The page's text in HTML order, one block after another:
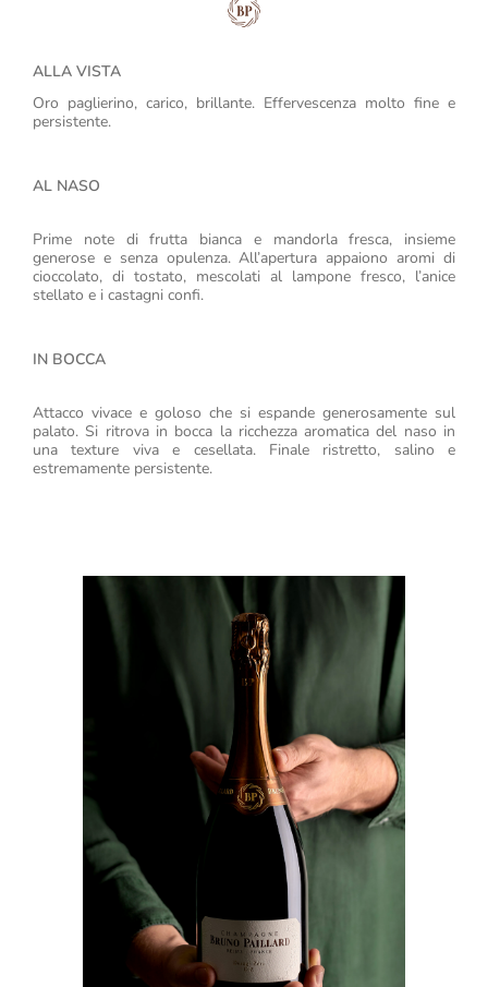
ALLA VISTA
Oro paglierino, carico, brillante. Effervescenza molto fine e
persistente.
AL NASO
Prime note di frutta bianca e mandorla fresca, insieme
generose e senza opulenza. All’apertura appaiono aromi di
cioccolato, di tostato, mescolati al lampone fresco, l’anice
stellato e i castagni confi.
IN BOCCA
Attacco vivace e goloso che si espande generosamente sul
palato. Si ritrova in bocca la ricchezza aromatica del naso in
una texture viva e cesellata. Finale ristretto, salino e
estremamente persistente.